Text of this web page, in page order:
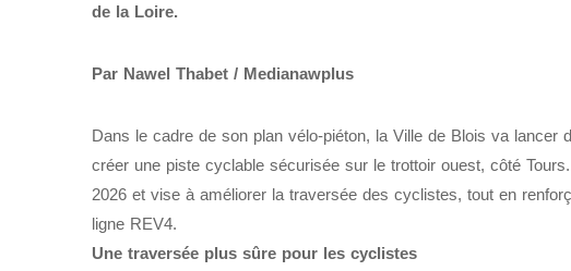
de la Loire.
Par Nawel Thabet / Medianawplus
Dans le cadre de son plan vélo-piéton, la Ville de Blois va lancer
créer une piste cyclable sécurisée sur le trottoir ouest, côté
2026 et vise à améliorer la traversée des cyclistes, tout en
ligne REV4.
Une traversée plus sûre pour les cyclistes